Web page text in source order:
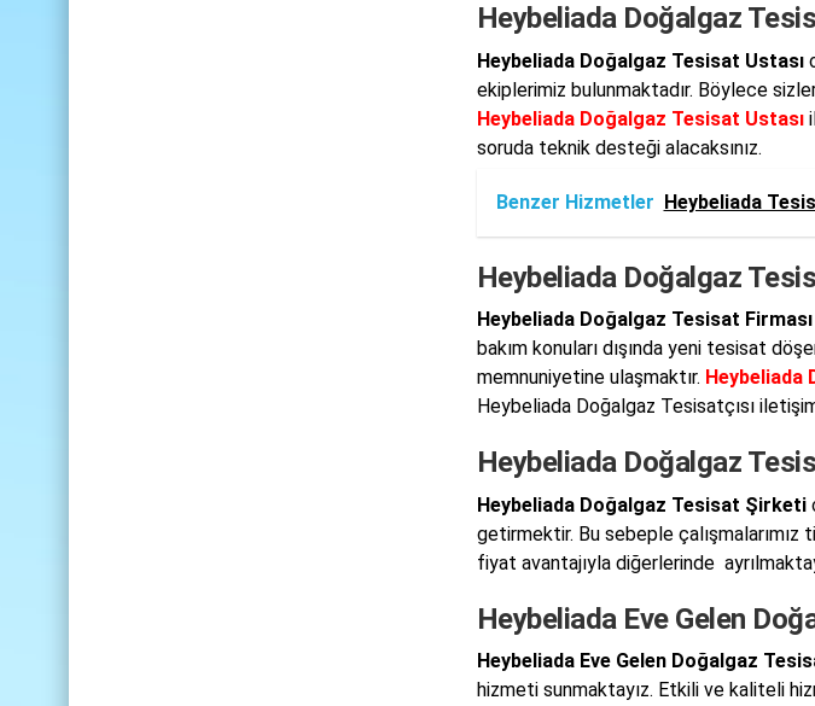
Heybeliada Doğalgaz
Heybeliada Doğalgaz Tesisat Ustası
ekiplerimiz bulunmaktadır. Böylece
Heybeliada Doğalgaz Tesisat Ustası
soruda teknik desteği alacaksınız.
Benzer Hizmetler Heybeliada
Heybeliada Doğalgaz
Heybeliada Doğalgaz Tesisat Firması
bakım konuları dışında yeni tesisat
memnuniyetine ulaşmaktır. Heybeliada
Heybeliada Doğalgaz Tesisatçısı
Heybeliada Doğalgaz
Heybeliada Doğalgaz Tesisat Şirketi
getirmektir. Bu sebeple
fiyat avantajıyla diğerlerinde
Heybeliada Eve Gelen
Heybeliada Eve Gelen Doğalgaz
hizmeti sunmaktayız. Etkili ve kaliteli